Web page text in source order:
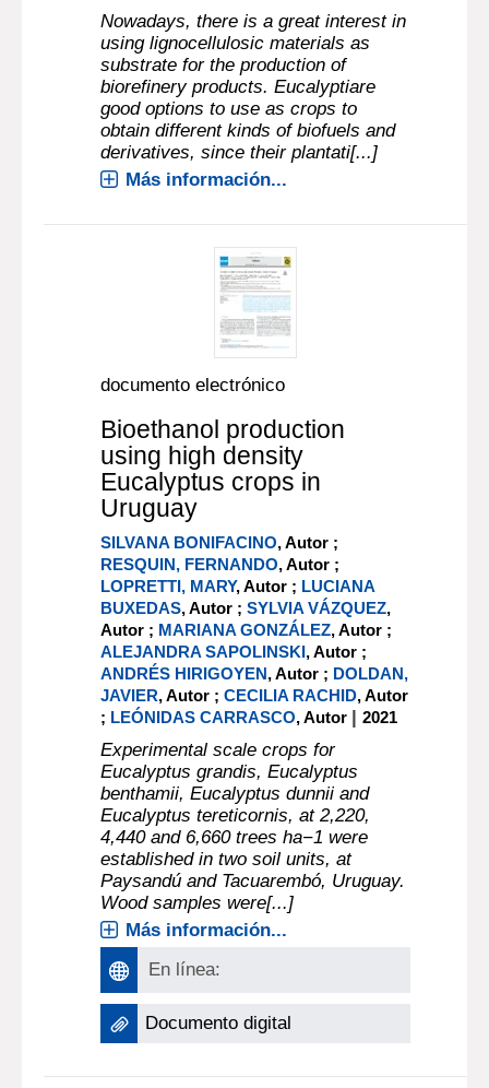
Nowadays, there is a great interest in
using lignocellulosic materials as
substrate for the production of
biorefinery products. Eucalyptiare
good options to use as crops to
obtain different kinds of biofuels and
derivatives, since their plantati[...]
Más información...
documento electrónico
Bioethanol production
using high density
Eucalyptus crops in
Uruguay
SILVANA BONIFACINO, Autor ;
RESQUIN, FERNANDO, Autor ;
LOPRETTI, MARY, Autor ; LUCIANA
BUXEDAS, Autor ;SYLVIA VÁZQUEZ,
Autor ; MARIANA GONZÁLEZ, Autor ;
ALEJANDRA SAPOLINSKI, Autor ;
ANDRÉS HIRIGOYEN, Autor ; DOLDAN,
JAVIER, Autor ;CECILIA RACHID, Autor
; LEÓNIDAS CARRASCO, Autor |2021
Experimental scale crops for
Eucalyptus grandis, Eucalyptus
benthamii, Eucalyptus dunnii and
Eucalyptus tereticornis, at 2,220,
4,440 and 6,660 trees ha−1 were
established in two soil units, at
Paysandú and Tacuarembó, Uruguay.
Wood samples were[...]
Más información...
En línea:
Documento digital